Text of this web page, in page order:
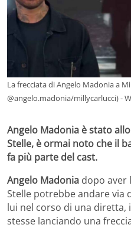
La frecciata di Angelo Madonia a
@angelo.madonia/millycarlucci) -
Angelo Madonia è stato
Stelle, è ormai noto che il
fa più parte del cast.
Angelo Madonia dopo aver
Stelle potrebbe andare via
lui nel corso di una diretta,
stesse lanciando una